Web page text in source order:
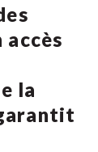
accès
la